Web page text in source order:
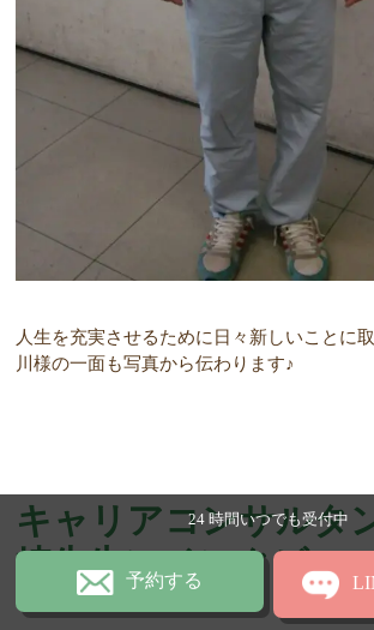
人生を充実させるために日々新しいことに
川様の一面も写真から伝わります♪
キャリアコンサルタ
崎先生にインタビュ
24 時間いつでも受付中
予約する